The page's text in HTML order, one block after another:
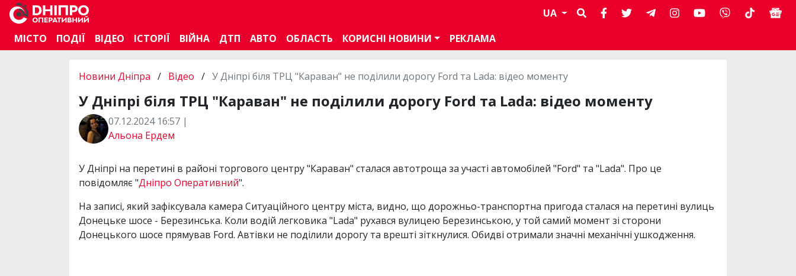
UA
МІСТО
ПОДІЇ ВІДЕО ІСТОРІЇ ВІЙНА ДТП АВТО ОБЛАСТЬ КОРИСНІ НОВИНИ РЕКЛАМА
Новини Дніпра / Відео / У Дніпрі біля ТРЦ "Караван" не поділили дорогу Ford та Lada: відео моменту
У Дніпрі біля ТРЦ "Караван" не поділили дорогу Ford та Lada: відео моменту
07.12.2024 16:57 |
Альона Ердем
У Дніпрі на перетині в районі торгового центру "Караван" сталася автотроща за участі автомобілей "Ford" та "Lada". Про це
повідомляє "Дніпро Оперативний".
На записі, який зафіксувала камера Ситуаційного центру міста, видно, що дорожньо-транспортна пригода сталася на перетині вулиць
Донецьке шосе - Березинська. Коли водій легковика "Lada" рухався вулицею Березинською, у той самий момент зі сторони
Донецького шосе прямував Ford. Автівки не поділили дорогу та врешті зіткнулися. Обидві отримали значні механічні ушкодження.